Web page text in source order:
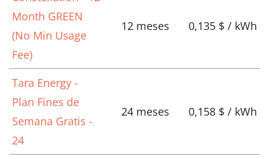
Month GREEN
(No Min Usage
Fee)
12 meses 0,135 $ / kWh
Tara Energy -
Plan Fines de
Semana Gratis -
24
24 meses 0,158 $ / kWh